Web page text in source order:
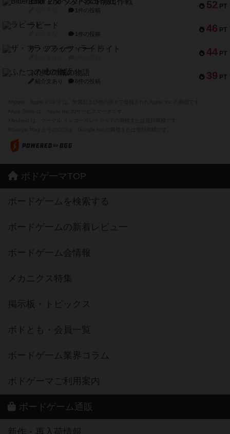
52 PT
Bitter End ブタペスト救出作戦
1件の投稿
46 PT
ラピード
1件の投稿
44 PT
ザ・フラッフィー・ライト
39 PT
ふたつの城の物語
紹介文あり 6件の投稿
ボドゲーマTOP
ボードゲームを検索する
ボードゲームの新着レビュー
ボードゲーム会情報
メカニクス特集
掲示板・トピックス
ボドとも・会員一覧
ボードゲーム業界コラム
ボドゲーマご利用案内
ボードゲーム通販
新作・再入荷情報